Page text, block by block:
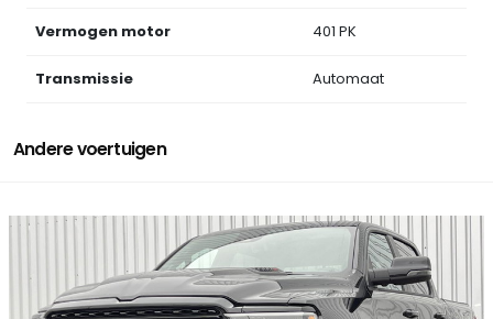
Vermogen motor 401 PK
Transmissie Automaat
Andere voertuigen